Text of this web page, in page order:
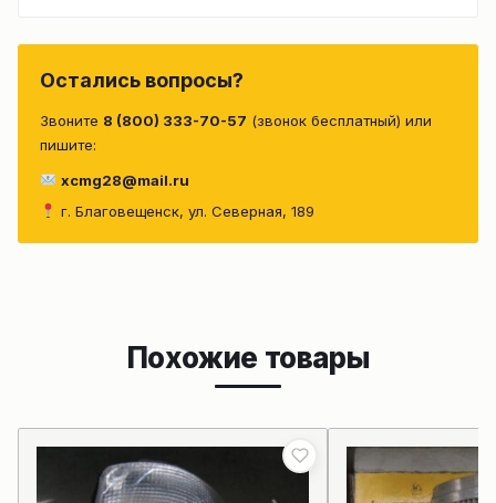
Остались вопросы?
Звоните 8 (800) 333-70-57 (звонок бесплатный) или
пишите:
xcmg28@mail.ru
г. Благовещенск, ул. Северная, 189
Похожие товары